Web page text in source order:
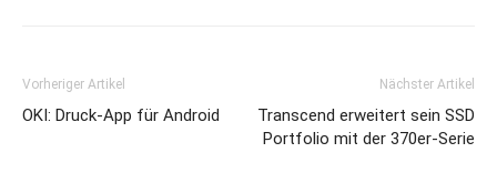
Vorheriger Artikel
OKI: Druck-App für Android
Nächster Artikel
Transcend erweitert sein SSD
Portfolio mit der 370er-Serie